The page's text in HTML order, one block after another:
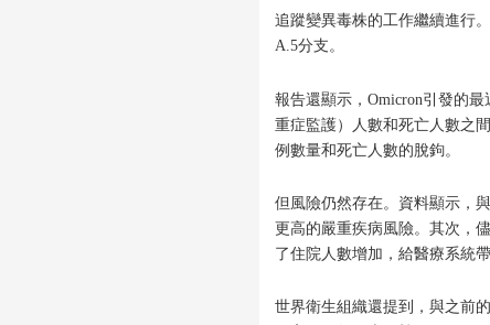
追蹤變異毒株的工作繼續進行
A.5分支。
報告還顯示，Omicron引發的
重症監護）人數和死亡人數之
例數量和死亡人數的脫鉤。
但風險仍然存在。資料顯示，
更高的嚴重疾病風險。其次，
了住院人數增加，給醫療系統
世界衛生組織還提到，與之前